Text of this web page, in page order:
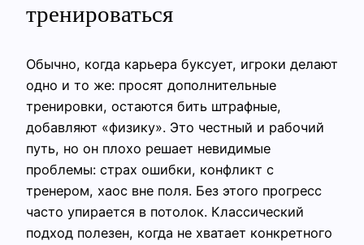
тренироваться
Обычно, когда карьера буксует, игроки делают
одно и то же: просят дополнительные
тренировки, остаются бить штрафные,
добавляют «физику». Это честный и рабочий
путь, но он плохо решает невидимые
проблемы: страх ошибки, конфликт с
тренером, хаос вне поля. Без этого прогресс
часто упирается в потолок. Классический
подход полезен, когда не хватает конкретного